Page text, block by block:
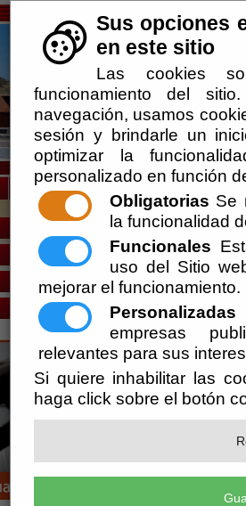
Sus opciones
en este sitio
Las cookies
funcionamiento del
navegación, usamos
sesión y brindarle un
optimizar la
personalizado en función
Obligatorias Se
la funcionalidad
Funcionales
uso del Sitio
mejorar el funcionamiento.
Personalizadas
empresas
relevantes para sus
Si quiere inhabilitar las
haga click sobre el botón
Usted se encuentra aquí:Inicio //
Escuchar
PLENO
Ayuntamiento de Rágol
Secretaría
Pleno - Borrador de Sesión - 07-07-2017
[más información]
ACTA 7 DE JULIO.pdf